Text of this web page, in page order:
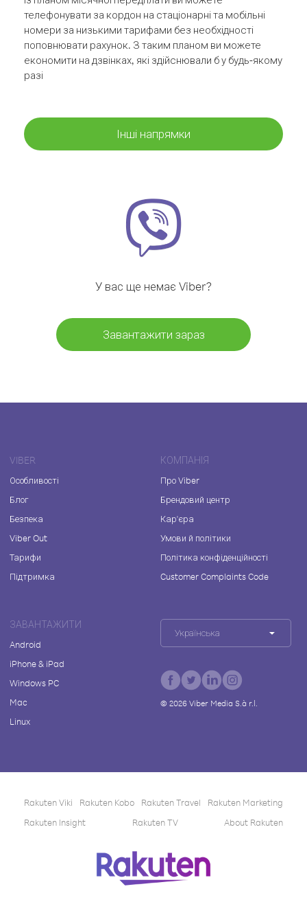
телефонувати за кордон на стаціонарні та мобільні
номери за низькими тарифами без необхідності
поповнювати рахунок. З таким планом ви можете
економити на дзвінках, які здійснювали б у будь-якому
разі
Інші напрямки
У вас ще немає Viber?
Завантажити зараз
VIBER
Особливості
Блог
Безпека
Viber Out
Тарифи
Підтримка
КОМПАНІЯ
Про Viber
Брендовий центр
Кар'єра
Умови й політики
Політика конфіденційності
Customer Complaints Code
ЗАВАНТАЖИТИ
Android
iPhone & iPad
Windows PC
Mac
Linux
Українська
© 2026Viber Media S.à r.l.
Rakuten Viki Rakuten Kobo Rakuten Travel
Rakuten Marketing
Rakuten Insight
Rakuten TV About Rakuten